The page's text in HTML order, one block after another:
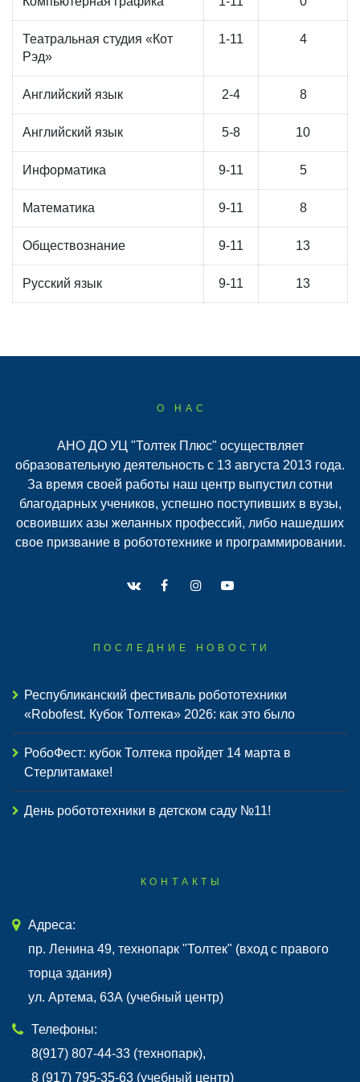
Театральная студия «Кот
Рэд»
1-11 4
Английский язык 2-4 8
Английский язык 5-8 10
Информатика 9-11 5
Математика 9-11 8
Обществознание 9-11 13
Русский язык 9-11 13
О НАС
АНО ДО УЦ "Толтек Плюс" осуществляет
образовательную деятельность с 13 августа 2013 года.
За время своей работы наш центр выпустил сотни
благодарных учеников, успешно поступивших в вузы,
освоивших азы желанных профессий, либо нашедших
свое призвание в робототехнике и программировании.
ПОСЛЕДНИЕ НОВОСТИ
Республиканский фестиваль робототехники
«Robofest. Кубок Толтека» 2026: как это было
РобоФест: кубок Толтека пройдет 14 марта в
Стерлитамаке!
День робототехники в детском саду №11!
КОНТАКТЫ
Адреса:
пр. Ленина 49, технопарк "Толтек" (вход с правого
торца здания)
ул. Артема, 63А (учебный центр)
Телефоны:
8(917) 807-44-33 (технопарк),
8 (917) 795-35-63 (учебный центр)